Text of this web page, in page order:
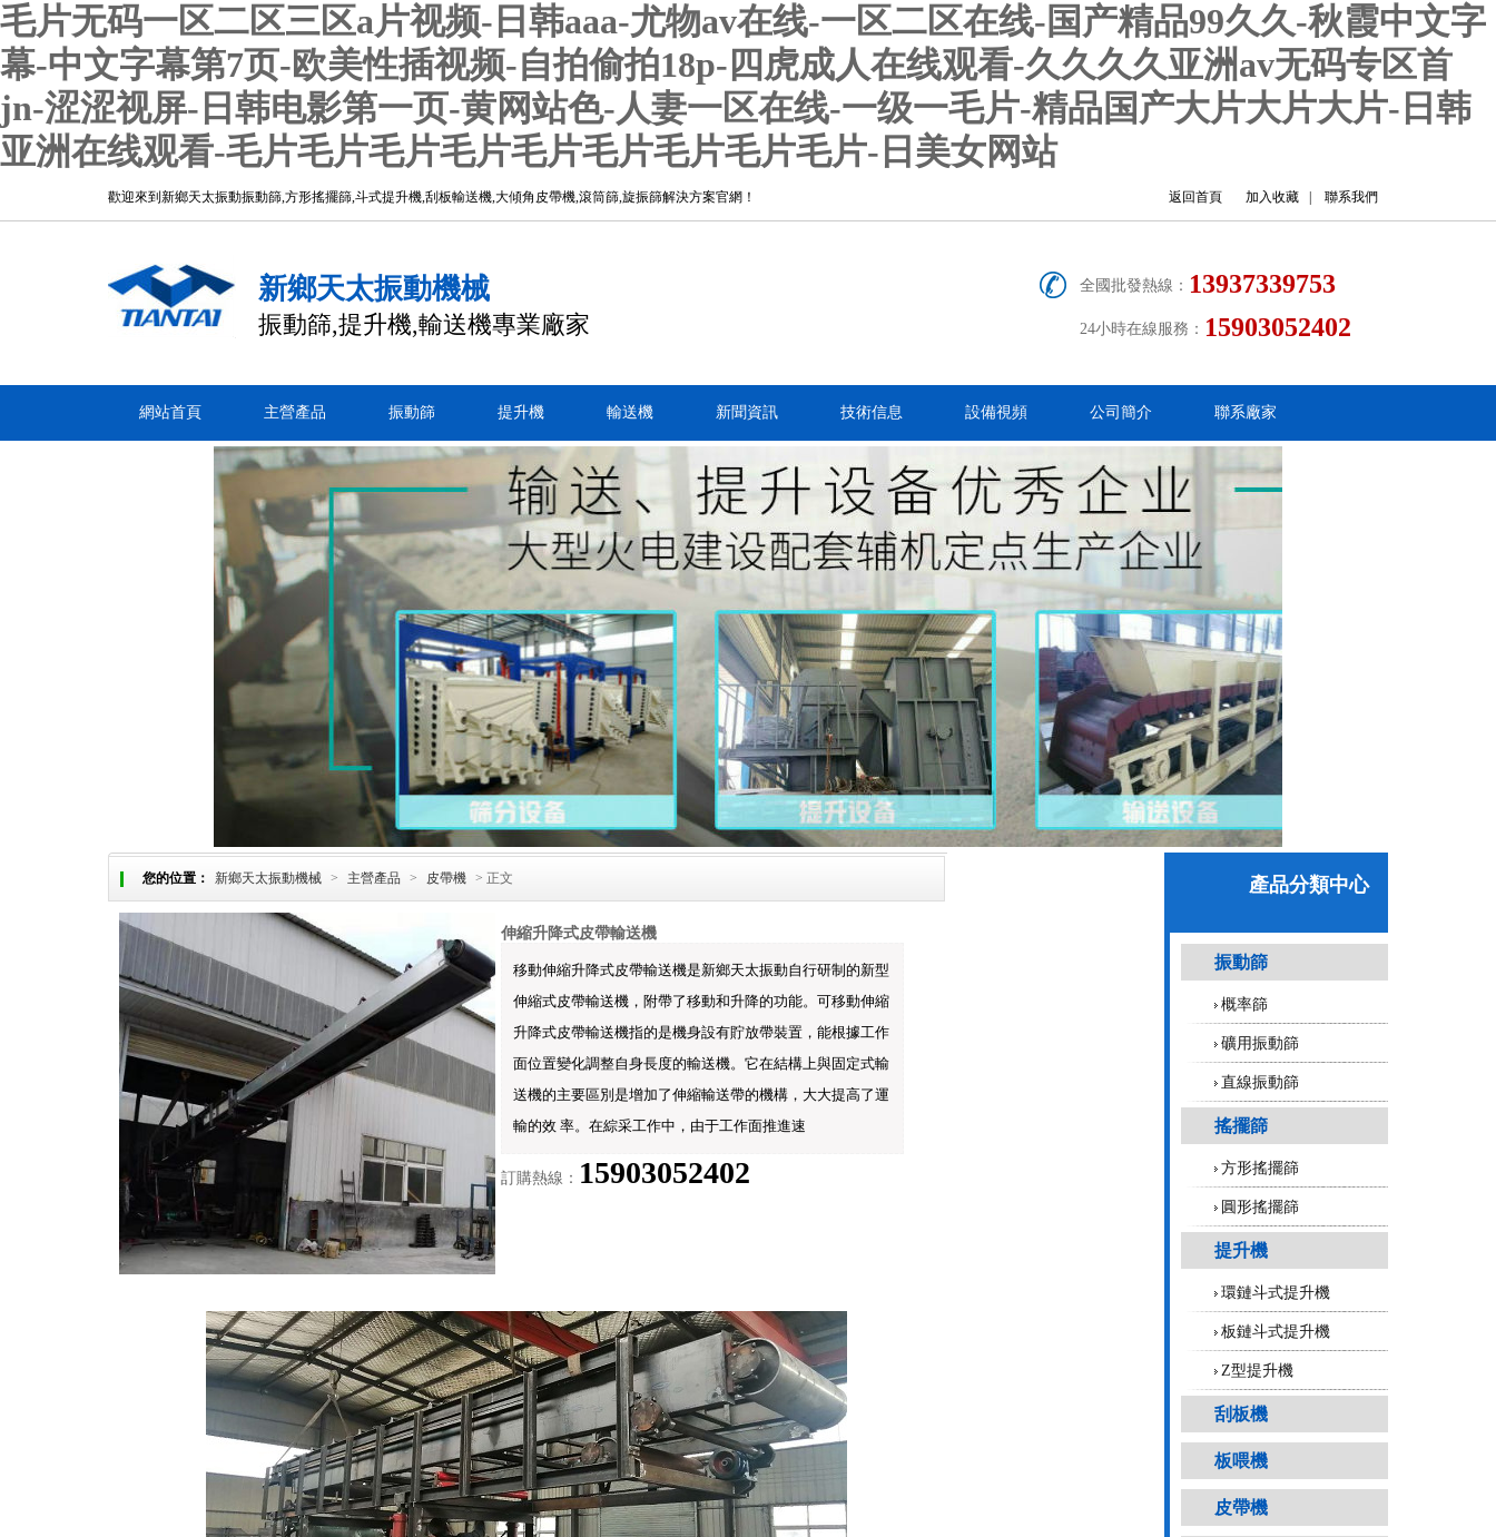
毛片无码一区二区三区a片视频-日韩aaa-尤物av在线-一区二区在线-国产精品99久久-秋霞中文字
幕-中文字幕第7页-欧美性插视频-自拍偷拍18p-四虎成人在线观看-久久久久亚洲av无码专区首
jn-涩涩视屏-日韩电影第一页-黄网站色-人妻一区在线-一级一毛片-精品国产大片大片大片-日韩
亚洲在线观看-毛片毛片毛片毛片毛片毛片毛片毛片毛片-日美女网站
返回首頁 加入收藏 聯系我們
歡迎來到新鄉天太振動振動篩,方形搖擺篩,斗式提升機,刮板輸送機,大傾角皮帶機,滾筒篩,旋振篩解決方案官網！
新鄉天太振動機械
振動篩,提升機,輸送機專業廠家
全國批發熱線： 13937339753
24小時在線服務： 15903052402
網站首頁 主營產品 振動篩 提升機 輸送機 新聞資訊 技術信息 設備視頻 公司簡介 聯系廠家
您的位置： 新鄉天太振動機械 > 主營產品 > 皮帶機 > 正文
伸縮升降式皮帶輸送機
移動伸縮升降式皮帶輸送機是新鄉天太振動自行研制的新型
伸縮式皮帶輸送機，附帶了移動和升降的功能。可移動伸縮
升降式皮帶輸送機指的是機身設有貯放帶裝置，能根據工作
面位置變化調整自身長度的輸送機。它在結構上與固定式輸
送機的主要區別是增加了伸縮輸送帶的機構，大大提高了運
輸的效 率。在綜采工作中，由于工作面推進速
訂購熱線： 15903052402
產品分類中心
振動篩
概率篩
礦用振動篩
直線振動篩
搖擺篩
方形搖擺篩
圓形搖擺篩
提升機
環鏈斗式提升機
板鏈斗式提升機
Z型提升機
刮板機
板喂機
皮帶機